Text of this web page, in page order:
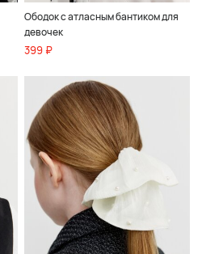
Ободок с атласным бантиком для
девочек
399 ₽